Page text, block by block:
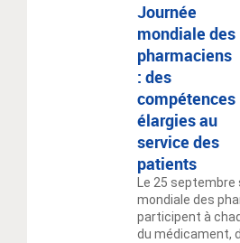
Journée
mondiale des
pharmaciens
: des
compétences
élargies au
service des
patients
Le 25
mondiale des
participent à
du médicament,